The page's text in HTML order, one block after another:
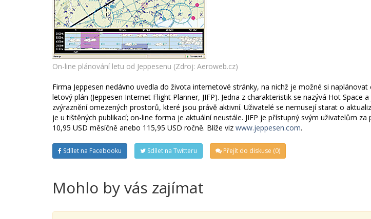
On-line plánování letu od Jeppesenu (Zdroj: Aeroweb.cz)
Firma Jeppesen nedávno uvedla do života internetové stránky, na nichž je možné si
letový plán (Jeppesen Internet Flight Planner, JIFP). Jedna z charakteristik se nazývá Hot Space
zvýraznění omezených prostorů, které jsou právě aktivní. Uživatelé se nemusejí starat o
je u tištěných publikací; on-line forma je aktuální neustále. JIFP je přístupný svým uživatelům za
10,95 USD měsíčně anebo 115,95 USD ročně. Blíže viz www.jeppesen.com.
Sdílet na Facebooku Sdílet na Twitteru Přejít do diskuse (0)
Mohlo by vás zajímat